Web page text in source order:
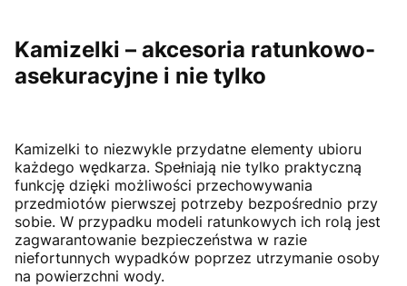
Kamizelki – akcesoria ratunkowo-
asekuracyjne i nie tylko
Kamizelki to niezwykle przydatne elementy ubioru
każdego wędkarza. Spełniają nie tylko praktyczną
funkcję dzięki możliwości przechowywania
przedmiotów pierwszej potrzeby bezpośrednio przy
sobie. W przypadku modeli ratunkowych ich rolą jest
zagwarantowanie bezpieczeństwa w razie
niefortunnych wypadków poprzez utrzymanie osoby
na powierzchni wody.